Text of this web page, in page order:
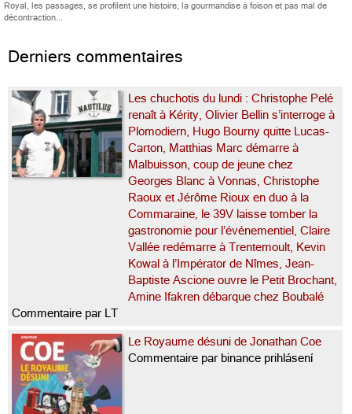
Royal, les passages, se profilent une histoire, la gourmandise à foison et pas mal de
décontraction...
Derniers commentaires
Les chuchotis du lundi : Christophe Pelé
renaît à Kérity, Olivier Bellin s’interroge à
Plomodiern, Hugo Bourny quitte Lucas-
Carton, Matthias Marc démarre à
Malbuisson, coup de jeune chez
Georges Blanc à Vonnas, Christophe
Raoux et Jérôme Rioux en duo à la
Commaraine, le 39V laisse tomber la
gastronomie pour l’événementiel, Claire
Vallée redémarre à Trentemoult, Kevin
Kowal à l’Impérator de Nîmes, Jean-
Baptiste Ascione ouvre le Petit Brochant,
Amine Ifakren débarque chez Boubalé
Commentaire par LT
Le Royaume désuni de Jonathan Coe
Commentaire par binance prihlásení